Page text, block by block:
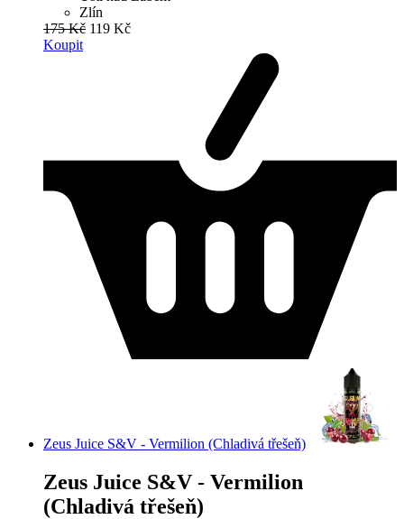
Zlín
175 Kč 119 Kč
Koupit
Zeus Juice S&V - Vermilion (Chladivá třešeň)
Zeus Juice S&V - Vermilion
(Chladivá třešeň)